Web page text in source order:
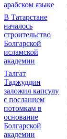
арабском языке
В Татарстане
началось
строительство
Болгарской
исламской
академии
Талгат
Таджуддин
заложил капсулу
с посланием
потомкам в
основание
Болгарской
академии